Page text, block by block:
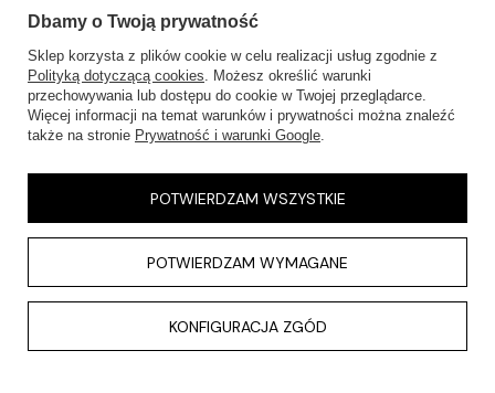
SKLEPY STACJONARNE
INFORMACJE
OBSŁUGA KLIENTA
KONTAKT
Dbamy o Twoją prywatność
Sklep korzysta z plików cookie w celu realizacji usług zgodnie z
Polityką dotyczącą cookies. Możesz określić warunki
przechowywania lub dostępu do cookie w Twojej przeglądarce.
Więcej informacji na temat warunków i prywatności można znaleźć
także na stronie Prywatność i warunki Google.
POTWIERDZAM WYMAGANE
KONFIGURACJA ZGÓD
POTWIERDZAM WSZYSTKIE